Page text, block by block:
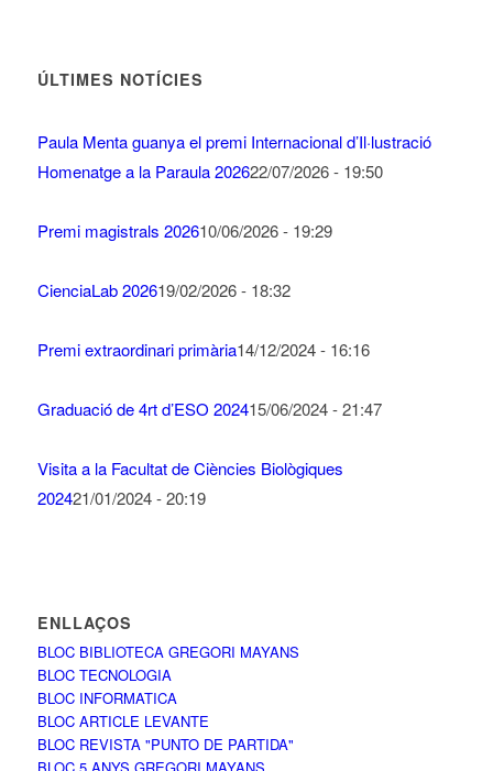
ÚLTIMES NOTÍCIES
Paula Menta guanya el premi Internacional d’Il·lustració
Homenatge a la Paraula 202622/07/2026 - 19:50
Premi magistrals 202610/06/2026 - 19:29
CienciaLab 202619/02/2026 - 18:32
Premi extraordinari primària14/12/2024 - 16:16
Graduació de 4rt d’ESO 202415/06/2024 - 21:47
Visita a la Facultat de Ciències Biològiques
202421/01/2024 - 20:19
ENLLAÇOS
BLOC BIBLIOTECA GREGORI MAYANS
BLOC TECNOLOGIA
BLOC INFORMATICA
BLOC ARTICLE LEVANTE
BLOC REVISTA "PUNTO DE PARTIDA"
BLOC 5 ANYS GREGORI MAYANS